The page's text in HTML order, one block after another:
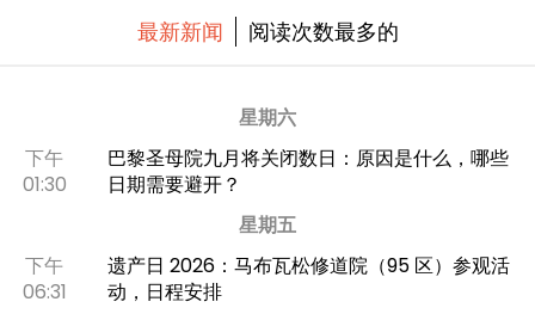
最新新闻 阅读次数最多的
星期六
下午
01:30
巴黎圣母院九月将关闭数日：原因是什么，哪些
日期需要避开？
星期五
下午
06:31
遗产日 2026：马布瓦松修道院（95 区）参观活
动，日程安排